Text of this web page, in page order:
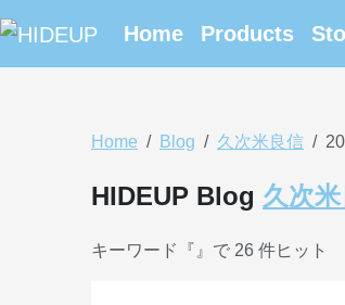
Home Products
Home Blog 久次米良信
HIDEUP Blog 久次
キーワード『 』で 26 件ヒット